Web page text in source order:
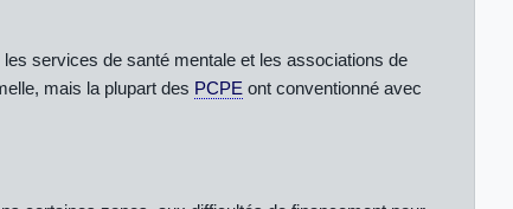
les services de santé mentale et les associations de
mais la plupart des PCPE ont conventionné avec